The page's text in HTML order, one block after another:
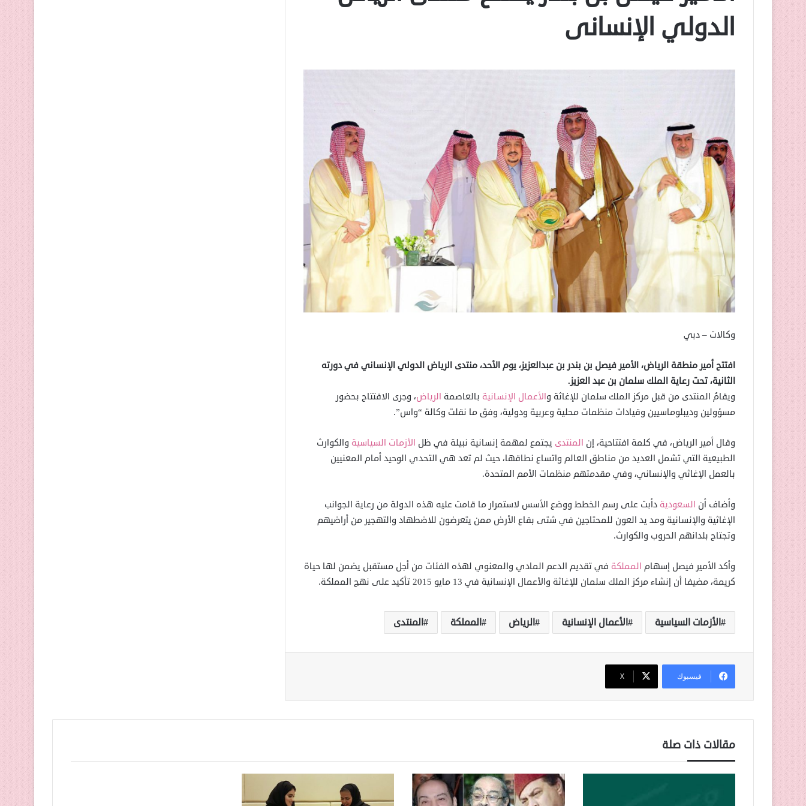
الدولي الإنسانى
وكالات – دبي
افتتح أمير منطقة الرياض، الأمير فيصل بن بندر بن عبدالعزيز، يوم الأحد، منتدى الرياض الدولي الإنساني في دورته
الثانية، تحت رعاية الملك سلمان بن عبد العزيز.
ويقامُ المنتدى من قبل مركز الملك سلمان للإغاثة والأعمال الإنسانية بالعاصمة الرياض، وجرى الافتتاح بحضور
مسؤولين وديبلوماسيين وقيادات منظمات محلية وعربية ودولية، وفق ما نقلت وكالة “واس”.
وقال أمير الرياض، في كلمة افتتاحية، إن المنتدى يجتمع لمهمة إنسانية نبيلة في ظل الأزمات السياسية والكوارث
الطبيعية التي تشمل العديد من مناطق العالم واتساع نطاقها، حيث لم تعد هي التحدي الوحيد أمام المعنيين
بالعمل الإغاثي والإنساني، وفي مقدمتهم منظمات الأمم المتحدة.
وأضاف أن السعودية دأبت على رسم الخطط ووضع الأسس لاستمرار ما قامت عليه هذه الدولة من رعاية الجوانب
الإغاثية والإنسانية ومد يد العون للمحتاجين في شتى بقاع الأرض ممن يتعرضون للاضطهاد والتهجير من أراضيهم
وتجتاح بلدانهم الحروب والكوارث.
وأكد الأمير فيصل إسهام المملكة في تقديم الدعم المادي والمعنوي لهذه الفئات من أجل مستقبل يضمن لها حياة
كريمة، مضيفا أن إنشاء مركز الملك سلمان للإغاثة والأعمال الإنسانية في 13 مايو 2015 تأكيد على نهج المملكة.
الأزمات السياسية الأعمال الإنسانية الرياض المملكة المنتدى
فيسبوك ‫X
مقالات ذات صلة